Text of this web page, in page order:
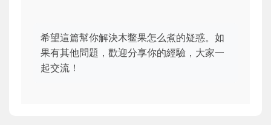
希望這篇幫你解決木鳖果怎么煮的疑惑。如
果有其他問題，歡迎分享你的經驗，大家一
起交流！